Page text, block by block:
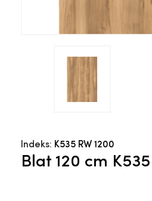
Indeks: K535 RW 1200
Blat 120 cm K535